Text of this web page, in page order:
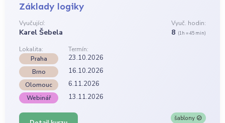
Základy logiky
Vyučující:
Karel Šebela
Vyuč. hodin:
8 (1h = 45 min)
Lokalita:
Termín:
Praha
23.10.2026
Brno 16.10.2026
Olomouc 6.11.2026
Webinář 13.11.2026
šablony